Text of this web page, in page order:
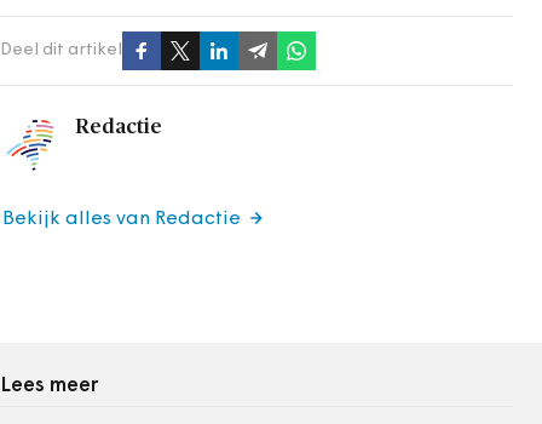
Deel dit artikel
Redactie
Bekijk alles van Redactie
Lees meer